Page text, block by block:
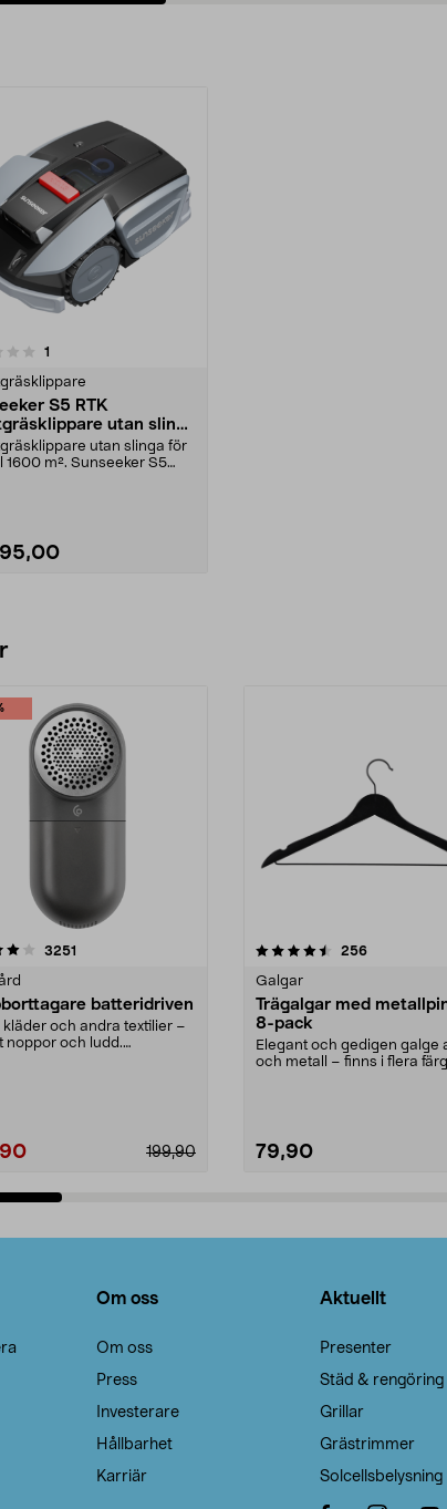
1
S5 RTK
utan slinga
m2
utan slinga för
1600 m². Sunseeker S5
3251
batteridriven
kläder och andra textilier –
noppor och ludd.
199,90
4.5av 5 stjärnor 256recensioner
Galgar
Trägalgar med
8-pack
Elegant och gedigen galge
och metall – finns i flera
79,90
4.0av 5 stjärnor
Om oss
Om oss
Press
Investerare
Hållbarhet
Karriär
Aktuellt
Presenter
Städ & rengöring
Grillar
Grästrimmer
Solcellsbelysning